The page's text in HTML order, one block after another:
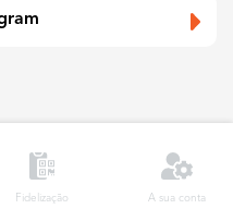
Fidelização A sua conta